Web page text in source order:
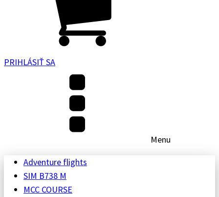
PRIHLÁSIŤ SA
Menu
Adventure flights
SIM B738 M
MCC COURSE